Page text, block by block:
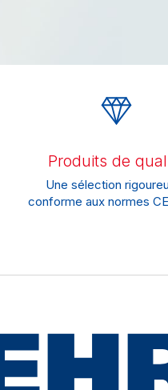
Produits de
Une sélection
conforme aux normes